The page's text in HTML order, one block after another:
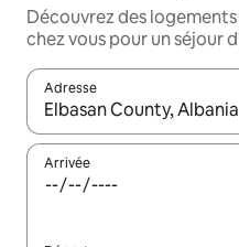
Découvrez des
chez vous pour un séjour
Adresse
Lorsque les résultats
Arrivée